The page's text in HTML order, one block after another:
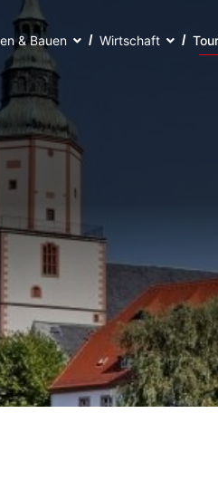
& Bauen Wirtschaft